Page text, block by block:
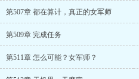
第507章 都在算计，真正的女军师
第509章 完成任务
第511章 怎么可能？女军师？